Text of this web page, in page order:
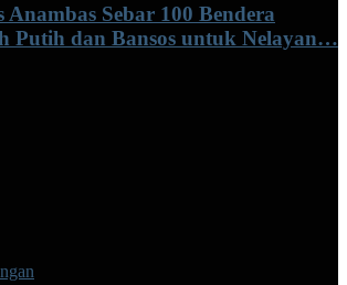
Anambas Sebar 100 Bendera
Putih dan Bansos untuk Nelayan…